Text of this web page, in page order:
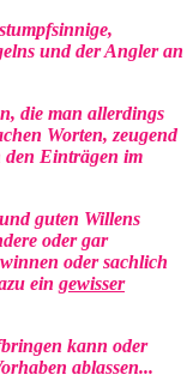
und der Angler an
die man allerdings
Worten, zeugend
den Einträgen im
guten Willens
oder gar
oder sachlich
ein gewisser
kann oder
ablassen...